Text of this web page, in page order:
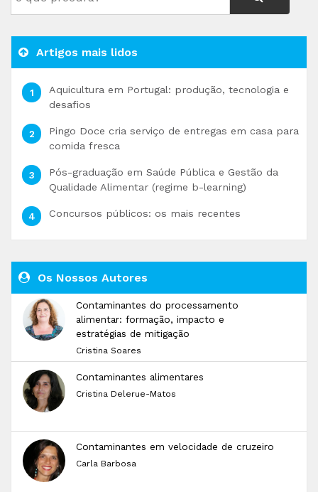
Artigos mais lidos
Aquicultura em Portugal: produção, tecnologia e
desafios
Pingo Doce cria serviço de entregas em casa para
comida fresca
Pós-graduação em Saúde Pública e Gestão da
Qualidade Alimentar (regime b-learning)
Concursos públicos: os mais recentes
Os Nossos Autores
Contaminantes do processamento
alimentar: formação, impacto e
estratégias de mitigação
Cristina Soares
Contaminantes alimentares
Cristina Delerue-Matos
Contaminantes em velocidade de cruzeiro
Carla Barbosa